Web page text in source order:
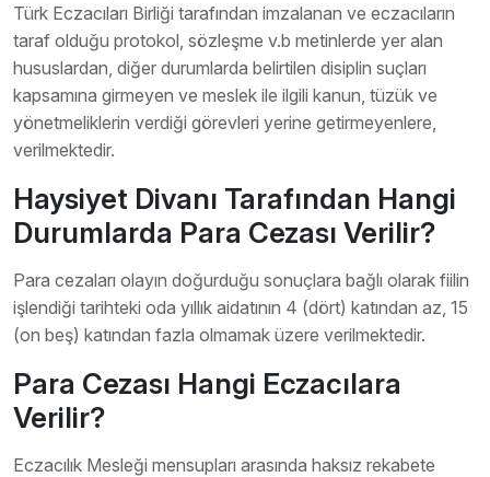
Türk Eczacıları Birliği tarafından imzalanan ve eczacıların
taraf olduğu protokol, sözleşme v.b metinlerde yer alan
hususlardan, diğer durumlarda belirtilen disiplin suçları
kapsamına girmeyen ve meslek ile ilgili kanun, tüzük ve
yönetmeliklerin verdiği görevleri yerine getirmeyenlere,
verilmektedir.
Haysiyet Divanı Tarafından Hangi
Durumlarda Para Cezası Verilir?
Para cezaları olayın doğurduğu sonuçlara bağlı olarak fiilin
işlendiği tarihteki oda yıllık aidatının 4 (dört) katından az, 15
(on beş) katından fazla olmamak üzere verilmektedir.
Para Cezası Hangi Eczacılara
Verilir?
Eczacılık Mesleği mensupları arasında haksız rekabete